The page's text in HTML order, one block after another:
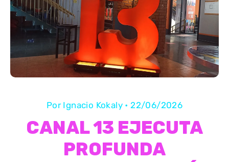
Por Ignacio Kokaly •22/06/2026
CANAL 13 EJECUTA
PROFUNDA